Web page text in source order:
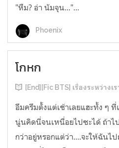
"หืม? อ่า นัมจุน..."...
Phoenix
โกหก
[End][Fic BTS] เรื่องระหว่าง
อึมครึมตั้งแต่เช้าเลยแฮะทั้ง ๆ
นู่นคิดนี่จนเหนื่อยไปซะได้ ถ้าไ
กว่าอยู่หรอกแต่ว่า....จะให้ฉันไ